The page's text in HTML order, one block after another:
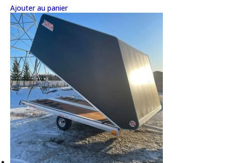
Ajouter au panier